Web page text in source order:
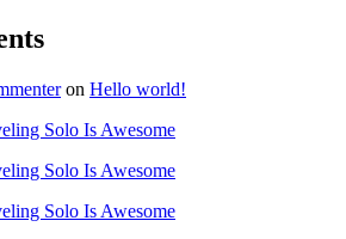
on Hello world!
Solo Is Awesome
Solo Is Awesome
Solo Is Awesome